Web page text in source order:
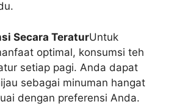
Secara TeraturUntuk
optimal, konsumsi teh
setiap pagi. Anda dapat
sebagai minuman hangat
dengan preferensi Anda.